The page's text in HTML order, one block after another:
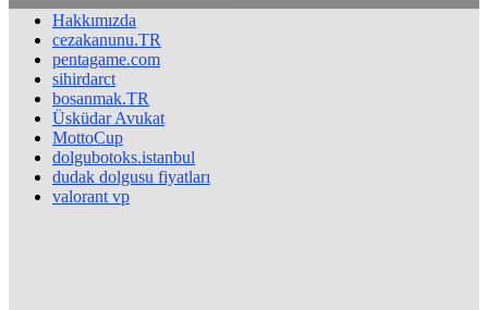
Hakkımızda
cezakanunu.TR
pentagame.com
sihirdarct
bosanmak.TR
Üsküdar Avukat
MottoCup
dolgubotoks.istanbul
dudak dolgusu fiyatları
valorant vp